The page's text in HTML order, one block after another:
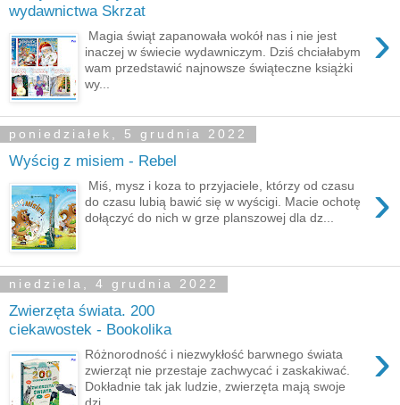
wydawnictwa Skrzat
›
Magia świąt zapanowała wokół nas i nie jest
inaczej w świecie wydawniczym. Dziś chciałabym
wam przedstawić najnowsze świąteczne książki
wy...
poniedziałek, 5 grudnia 2022
Wyścig z misiem - Rebel
›
Miś, mysz i koza to przyjaciele, którzy od czasu
do czasu lubią bawić się w wyścigi. Macie ochotę
dołączyć do nich w grze planszowej dla dz...
niedziela, 4 grudnia 2022
Zwierzęta świata. 200
ciekawostek - Bookolika
›
Różnorodność i niezwykłość barwnego świata
zwierząt nie przestaje zachwycać i zaskakiwać.
Dokładnie tak jak ludzie, zwierzęta mają swoje